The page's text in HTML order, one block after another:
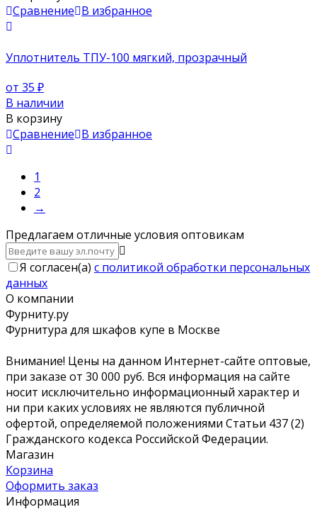
Сравнение В избранное
Уплотнитель ТПУ-100 мягкий, прозрачный
от 35 ₽
В наличии
В корзину
Сравнение В избранное
1
2
→
Предлагаем отличные условия оптовикам
Я согласен(a) с политикой обработки персональных
данных
О компании
Фурниту.ру
Фурнитура для шкафов купе в Москве
Внимание! Цены на данном Интернет-сайте оптовые,
при заказе от 30 000 руб. Вся информация на сайте
носит исключительно информационный характер и
ни при каких условиях не являются публичной
офертой, определяемой положениями Статьи 437 (2)
Гражданского кодекса Российской Федерации.
Магазин
Корзина
Оформить заказ
Информация